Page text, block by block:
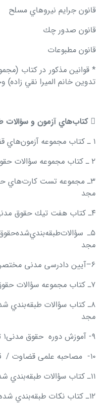
قانون جرايم نيروهاي مسلح
قانون صدور چك
قانون مطبوعات
* قوانين مذكور در كتاب
تدوين خانم الميرا نقي زاده)
 كتابهاي آزمون و
۱ ـ كتاب مجموعه آزمون
هاي
۲ ـ كتاب مجموعه سؤالات حقوق مدني / دكتر ضرابي / مجد
۳ـ مجموعه تست كارت
مجد
۴ـ كتاب هفت تيك حقوق مدني (۱تا۸) / مدرسي / مجد
۵ـ سؤالات
طبقهبنديشده
مجد
۶–آیین دادرسی مدنی مختصر و نموداری/دکترکرمی / مجد
۷ـ كتاب مجموعه سؤالات حقوق جزاي عمومي / شكري / مجد
۸ـ كتاب سؤالات طبقه
بندي
مجد
۹- آموزش دوره حقوق مدنی۱ تا۸ نموداری / دکترکرمی / مجد
۱۰- مصاحبه علمی قضاوت / قزل بیگلو / مجد
۱۱ـ كتاب سؤالات طبقه
بندي
۱۲ـ كتاب نكات طبقه
بندي